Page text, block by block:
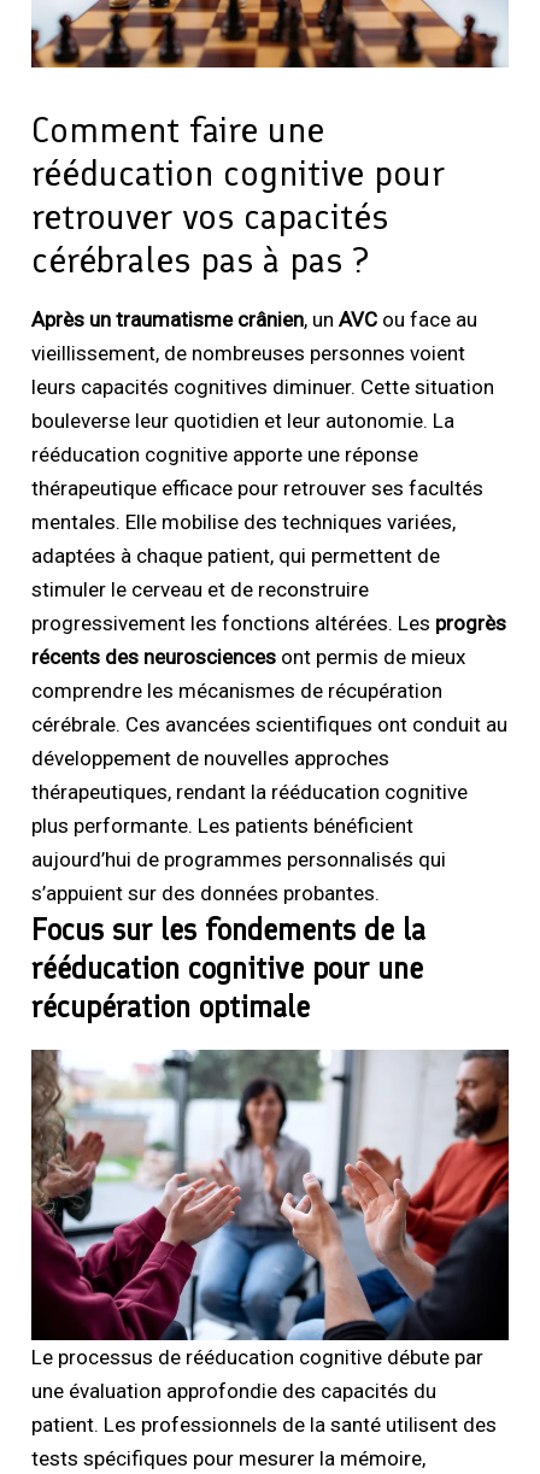
Comment faire une
rééducation cognitive pour
retrouver vos capacités
cérébrales pas à pas ?
Après un traumatisme crânien, unAVC ou face au
vieillissement, de nombreuses personnes voient
leurs capacités cognitives diminuer. Cette situation
bouleverse leur quotidien et leur autonomie. La
rééducation cognitive apporte une réponse
thérapeutique efficace pour retrouver ses facultés
mentales. Elle mobilise des techniques variées,
adaptées à chaque patient, qui permettent de
stimuler le cerveau et de reconstruire
progressivement les fonctions altérées. Les progrès
récents des neurosciences ont permis de mieux
comprendre les mécanismes de récupération
cérébrale. Ces avancées scientifiques ont conduit au
développement de nouvelles approches
thérapeutiques, rendant la rééducation cognitive
plus performante. Les patients bénéficient
aujourd’hui de programmes personnalisés qui
s’appuient sur des données probantes.
Focus sur les fondements de la
rééducation cognitive pour une
récupération optimale
Le processus de rééducation cognitive débute par
une évaluation approfondie des capacités du
patient. Les professionnels de la santé utilisent des
tests spécifiques pour mesurer la mémoire,